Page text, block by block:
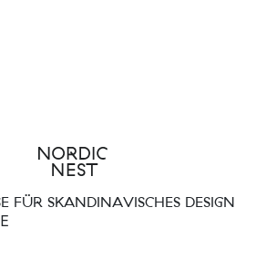
FÜR SKANDINAVISCHES DESIGN